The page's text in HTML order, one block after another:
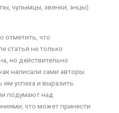
чулымцы, эвенки, энцы).
отметить, что
статья не только
но действительно
написали сами авторы.
успеха и выразить
подумают над
что может принести